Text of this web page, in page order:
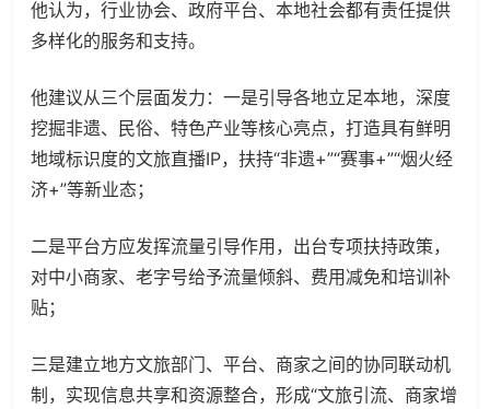
他认为，行业协会、政府平台、本地社会都有责任提供
多样化的服务和支持。
他建议从三个层面发力：一是引导各地立足本地，深度
挖掘非遗、民俗、特色产业等核心亮点，打造具有鲜明
地域标识度的文旅直播IP，扶持“非遗+”“赛事+”“烟火经
济+”等新业态；
二是平台方应发挥流量引导作用，出台专项扶持政策，
对中小商家、老字号给予流量倾斜、费用减免和培训补
贴；
三是建立地方文旅部门、平台、商家之间的协同联动机
制，实现信息共享和资源整合，形成“文旅引流、商家增